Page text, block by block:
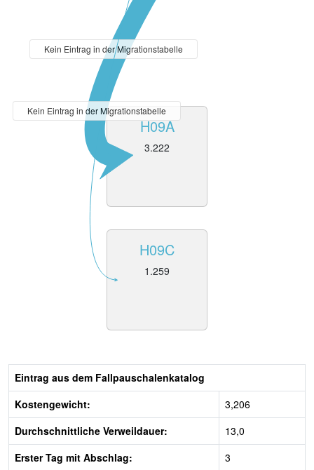
H09A
3.222
H09C
1.259
Kein Eintrag in der Migrationstabelle
Kein Eintrag in der Migrationstabelle
Eintrag aus dem Fallpauschalenkatalog
Kostengewicht:
3,206
Durchschnittliche Verweildauer:
13,0
Erster Tag mit Abschlag:
3